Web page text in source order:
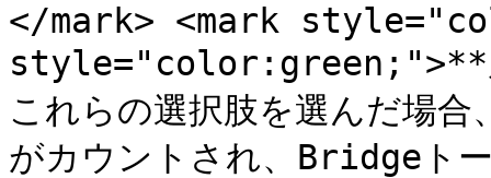
</mark> <mark
style="color:green;">**
これらの選択肢を選んだ場
がカウントされ、Bridgeト